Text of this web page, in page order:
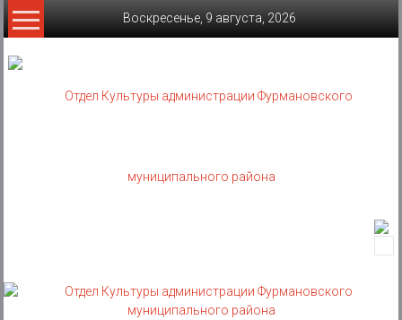
Skip
to
Воскресенье, 9 августа, 2026
администрации